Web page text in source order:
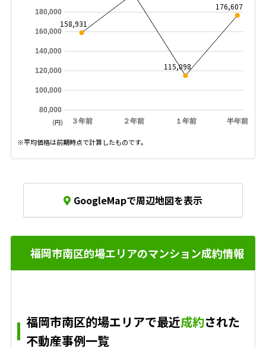
３年前 ２年前 １年前 半年前
80,000
100,000
120,000
140,000
160,000
180,000
158,931
115,098
176,607
(円)
※平均価格は前期時点で計算したものです。
GoogleMapで周辺地図を表示
福岡市南区的場エリアのマンション成約情報
福岡市南区的場エリアで最近成約された
不動産事例一覧